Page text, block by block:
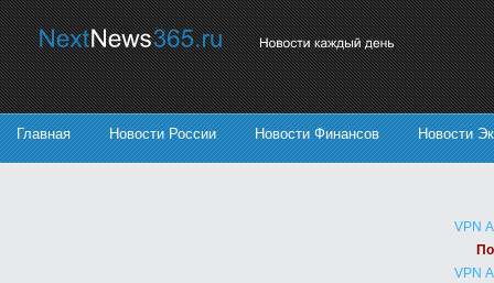
Главная Новости России Новости Финансов Новости
VPN
VPN